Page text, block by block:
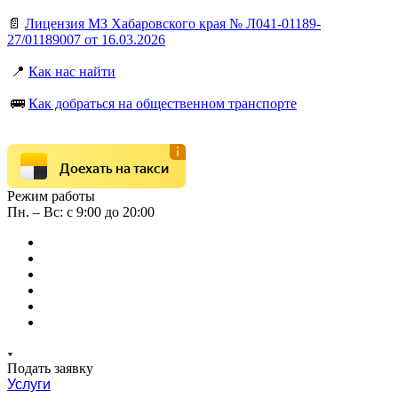
📄 Лицензия МЗ Хабаровского края № Л041-01189-
27/01189007 от 16.03.2026
📍 Как нас найти
🚌 Как добраться на общественном транспорте
Доехать на такси
Режим работы
Пн. – Вс: с 9:00 до 20:00
Подать заявку
Услуги